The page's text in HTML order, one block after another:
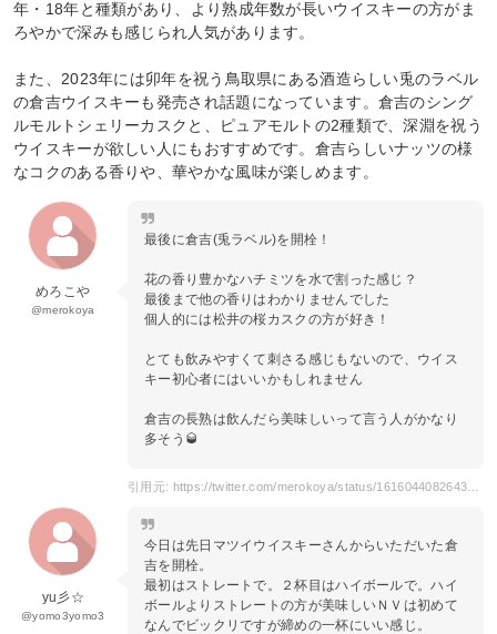
年・18年と種類があり、より熟成年数が長いウイスキーの方がま
ろやかで深みも感じられ人気があります。
また、2023年には卯年を祝う鳥取県にある酒造らしい兎のラベル
の倉吉ウイスキーも発売され話題になっています。倉吉のシング
ルモルトシェリーカスクと、ピュアモルトの2種類で、深淵を祝う
ウイスキーが欲しい人にもおすすめです。倉吉らしいナッツの様
なコクのある香りや、華やかな風味が楽しめます。
めろこや
@merokoya
最後に倉吉(兎ラベル)を開栓！
花の香り豊かなハチミツを水で割った感じ？
最後まで他の香りはわかりませんでした
個人的には松井の桜カスクの方が好き！
とても飲みやすくて刺さる感じもないので、ウイス
キー初心者にはいいかもしれません
倉吉の長熟は飲んだら美味しいって言う人がかなり
多そう🥃
yu彡☆
@yomo3yomo3
今日は先日マツイウイスキーさんからいただいた倉
吉を開栓。
最初はストレートで。２杯目はハイボールで。ハイ
ボールよりストレートの方が美味しいＮＶは初めて
なんでビックリですが締めの一杯にいい感じ。